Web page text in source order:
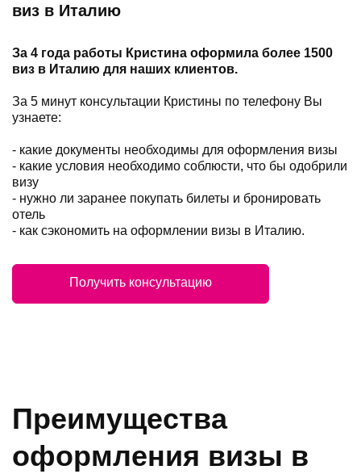
виз в Италию
За 4 года работы Кристина оформила более 1500
виз в Италию для наших клиентов.
За 5 минут консультации Кристины по телефону Вы
узнаете:
- какие документы необходимы для оформления визы
- какие условия необходимо соблюсти, что бы одобрили
визу
- нужно ли заранее покупать билеты и бронировать
отель
- как сэкономить на оформлении визы в Италию.
Получить консультацию
Преимущества
оформления визы в